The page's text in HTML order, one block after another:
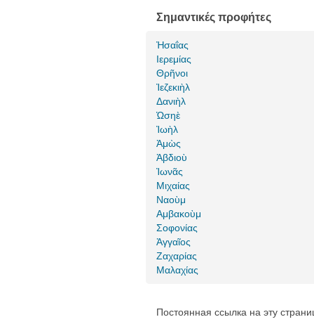
Σημαντικές προφήτες
Ἠσαΐας
Ιερεμίας
Θρῆνοι
Ἰεζεκιὴλ
Δανιὴλ
Ὡσηὲ
Ἰωὴλ
Ἀμὼς
Ἀβδιοὺ
Ἰωνᾶς
Μιχαίας
Ναοὺμ
Αμβακοὺμ
Σοφονίας
Ἁγγαῖος
Ζαχαρίας
Μαλαχίας
Постоянная ссылка на эту